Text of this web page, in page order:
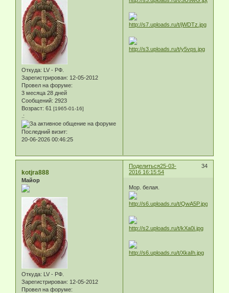
Откуда: LV - РФ.
Зарегистрирован: 12-05-2012
Провел на форуме:
3 месяца 28 дней
Сообщений: 2923
Возраст: 61 [1965-01-16]
.:
Последний визит:
20-06-2026 00:46:25
Поделиться 34
25-03-
2016 16:15:54
kotjra888
Майор
Откуда: LV - РФ.
Зарегистрирован: 12-05-2012
Провел на форуме:
Мор. белая.